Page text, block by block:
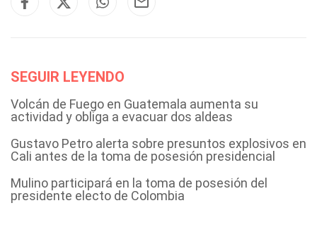
SEGUIR LEYENDO
Volcán de Fuego en Guatemala aumenta su
actividad y obliga a evacuar dos aldeas
Gustavo Petro alerta sobre presuntos explosivos en
Cali antes de la toma de posesión presidencial
Mulino participará en la toma de posesión del
presidente electo de Colombia